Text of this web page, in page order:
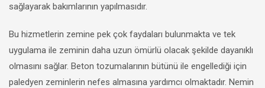
sağlayarak bakımlarının yapılmasıdır.
Bu hizmetlerin zemine pek çok faydaları bulunmakta ve tek
uygulama ile zeminin daha uzun ömürlü olacak şekilde dayanıklı
olmasını sağlar. Beton tozumalarının bütünü ile engellediği için
paledyen zeminlerin nefes almasına yardımcı olmaktadır. Nemin